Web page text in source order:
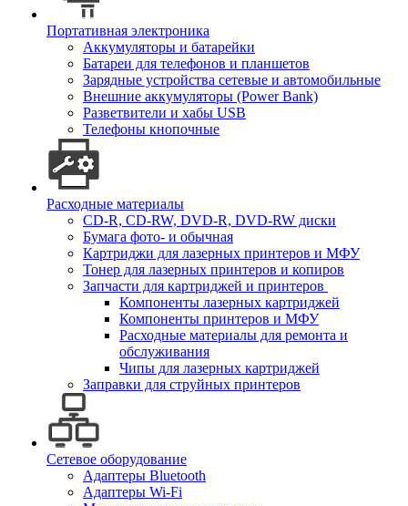
Портативная электроника
Аккумуляторы и батарейки
Батареи для телефонов и планшетов
Зарядные устройства сетевые и автомобильные
Внешние аккумуляторы (Power Bank)
Разветвители и хабы USB
Телефоны кнопочные
Расходные материалы
CD-R, CD-RW, DVD-R, DVD-RW диски
Бумага фото- и обычная
Картриджи для лазерных принтеров и МФУ
Тонер для лазерных принтеров и копиров
Запчасти для картриджей и принтеров
Компоненты лазерных картриджей
Компоненты принтеров и МФУ
Расходные материалы для ремонта и
обслуживания
Чипы для лазерных картриджей
Заправки для струйных принтеров
Сетевое оборудование
Адаптеры Bluetooth
Адаптеры Wi-Fi